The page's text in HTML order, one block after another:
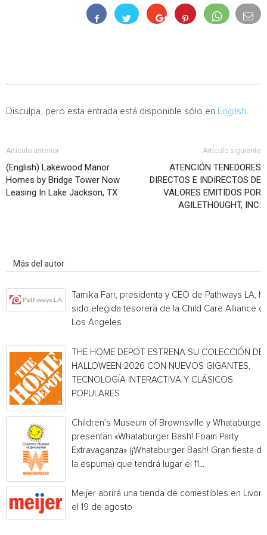
Disculpa, pero esta entrada está disponible sólo en English
Artículo anterior
(English) Lakewood Manor
Homes by Bridge Tower Now
Leasing In Lake Jackson, TX
Artículo siguiente
ATENCIÓN TENEDORES
DIRECTOS E INDIRECTOS DE
VALORES EMITIDOS POR
AGILETHOUGHT, INC:
Más del autor
Tamika Farr, presidenta y CEO de Pathways LA,
sido elegida tesorera de la Child Care Alliance of
Los Angeles
THE HOME DEPOT ESTRENA SU COLECCIÓN DE
HALLOWEEN 2026 CON NUEVOS GIGANTES,
TECNOLOGÍA INTERACTIVA Y CLÁSICOS
POPULARES
Children’s Museum of Brownsville y Whataburger
presentan «Whataburger Bash! Foam Party
Extravaganza» (¡Whataburger Bash! Gran fiesta de
la espuma) que tendrá lugar el 11...
Meijer abrirá una tienda de comestibles en
el 19 de agosto